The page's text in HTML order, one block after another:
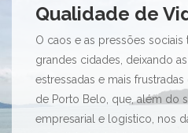
Qualidade de
O caos e as pressões
grandes cidades, deixando
estressadas e mais
de Porto Belo, que, além do
empresarial e logistico, nos